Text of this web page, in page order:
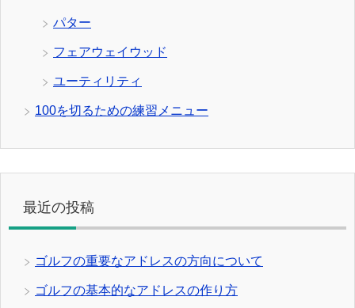
パター
フェアウェイウッド
ユーティリティ
100を切るための練習メニュー
最近の投稿
ゴルフの重要なアドレスの方向について
ゴルフの基本的なアドレスの作り方